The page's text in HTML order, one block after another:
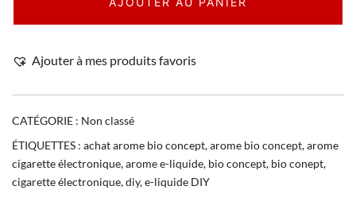
Ajouter à mes produits favoris
CATÉGORIE : Non classé
ÉTIQUETTES : achat arome bio concept,arome bio concept,arome
cigarette électronique,arome e-liquide, bio concept, bio conept,
cigarette électronique,diy,e-liquide DIY